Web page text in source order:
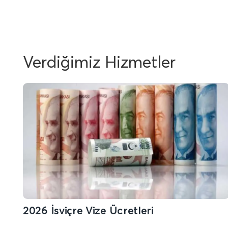
Verdiğimiz Hizmetler
2026 İsviçre Vize Ücretleri